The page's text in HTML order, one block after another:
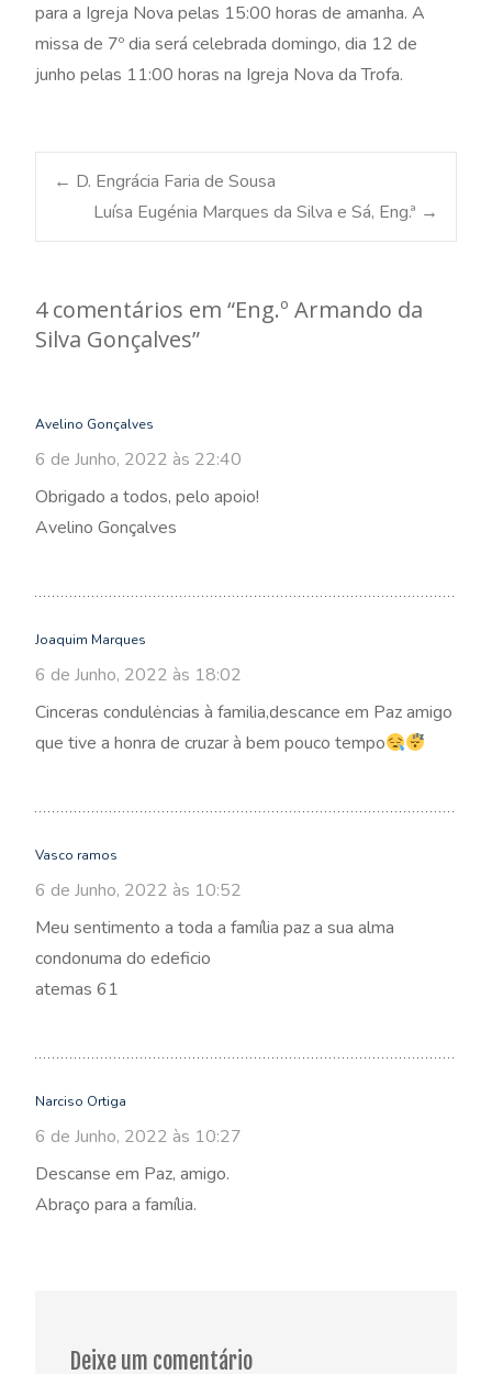
para a Igreja Nova pelas 15:00 horas de amanha. A
missa de 7º dia será celebrada domingo, dia 12 de
junho pelas 11:00 horas na Igreja Nova da Trofa.
Post
← D. Engrácia Faria de Sousa
Luísa Eugénia Marques da Silva e Sá, Eng.ª →
4 comentários em “Eng.º Armando da
Silva Gonçalves”
Avelino Gonçalves
6 de Junho, 2022 às 22:40
Obrigado a todos, pelo apoio!
Avelino Gonçalves
Joaquim Marques
6 de Junho, 2022 às 18:02
Cinceras condulėncias à familia,descance em Paz amigo
que tive a honra de cruzar à bem pouco tempo
Vasco ramos
6 de Junho, 2022 às 10:52
Meu sentimento a toda a família paz a sua alma
condonuma do edeficio
atemas 61
Narciso Ortiga
6 de Junho, 2022 às 10:27
Descanse em Paz, amigo.
Abraço para a família.
Deixe um comentário